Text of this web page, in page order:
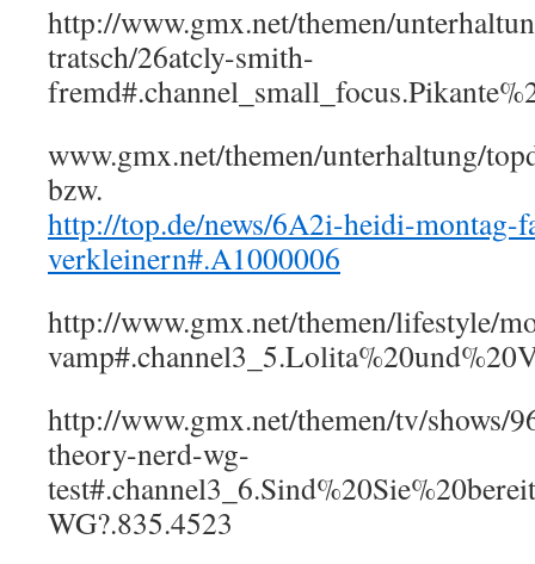
http://www.gmx.net/themen/
tratsch/26atcly-smith-
www.gmx.net/themen/unterhaltung/
bzw.
http://top.de/news/6A2i-heidi-montag-
verkleinern#.A1000006
http://www.gmx.net/themen/lifestyle/
http://www.gmx.net/themen/tv/shows/
theory-nerd-wg-
WG?.835.4523